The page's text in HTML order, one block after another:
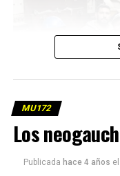
(más…)
MU172
Los
Publicada hace 4 años el